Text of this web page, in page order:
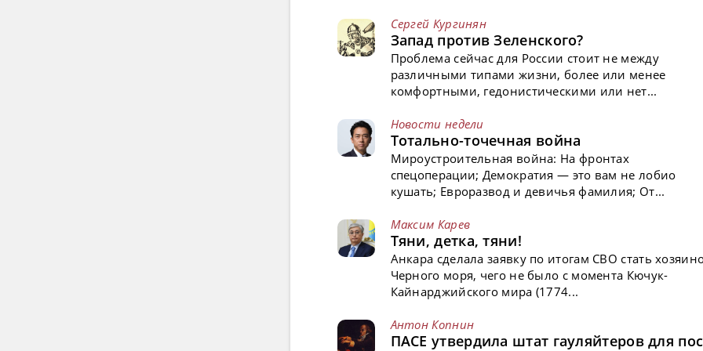
Сергей Кургинян
Запад против Зеленского?
Проблема сейчас для России стоит не между
различными типами жизни, более или менее
комфортными, гедонистическими или нет...
Новости недели
Тотально-точечная война
Мироустроительная война: На фронтах
спецоперации; Демократия — это вам не лобио
кушать; Евроразвод и девичья фамилия; От...
Максим Карев
Тяни, детка, тяни!
Анкара сделала заявку по итогам СВО стать
Черного моря, чего не было с момента Кючук-
Кайнарджийского мира (1774...
Антон Копнин
ПАСЕ утвердила штат гауляйтеров для